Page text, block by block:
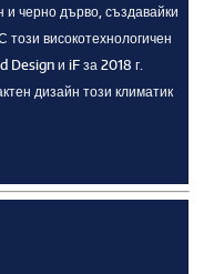
и черно дърво, създавайки
високотехнологичен
Design и iF за 2018 г.
дизайн този климатик